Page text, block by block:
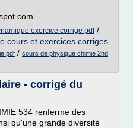
exercice corrige pdf/
cours et exercices corriges
pdf / cours de physique chimie 2nd
- corrigé du
534 renferme des
qu'une grande diversité